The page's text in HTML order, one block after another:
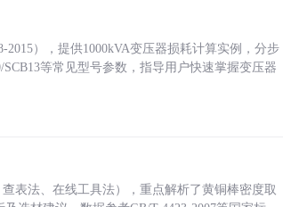
），提供1000kVA变压器损耗计算实例，分步
等常见型号参数，指导用户快速掌握变压器
表法、在线工具法），重点解析了黄铜棒密度取